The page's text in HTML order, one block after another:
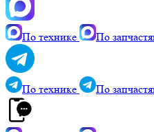
По технике По
По технике По